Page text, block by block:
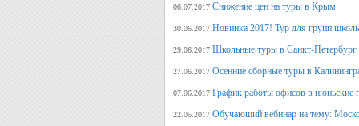
06.07.2017 Снижение цен на туры в Крым
30.06.2017 Новинка 2017! Тур для групп
29.06.2017 Школьные туры в Санкт-Петербург
27.06.2017 Осенние сборные туры в
07.06.2017 График работы офисов в июньские
22.05.2017 Обучающий вебинар на тему: